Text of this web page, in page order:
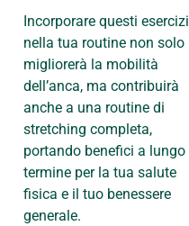
Incorporare questi esercizi
nella tua routine non solo
migliorerà la mobilità
dell’anca, ma contribuirà
anche a una routine di
stretching completa,
portando benefici a lungo
termine per la tua salute
fisica e il tuo benessere
generale.